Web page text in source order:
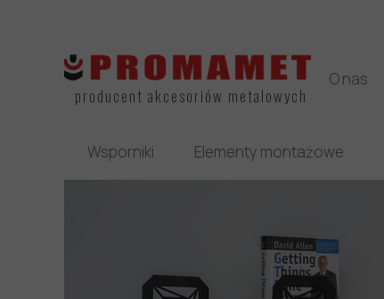
producent akcesoriów metalowych
O nas
Wsporniki Elementy montażowe